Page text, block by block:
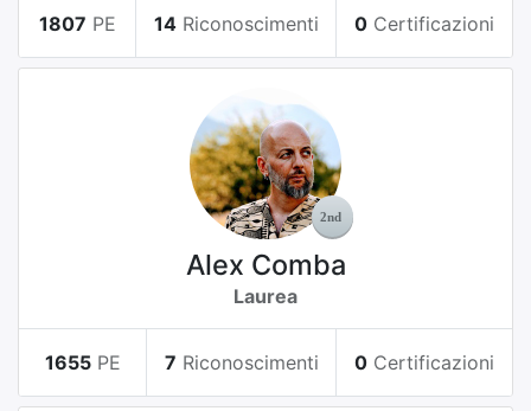
1807 PE 14 Riconoscimenti 0 Certificazioni
Alex Comba
Laurea
1655 PE 7 Riconoscimenti 0 Certificazioni